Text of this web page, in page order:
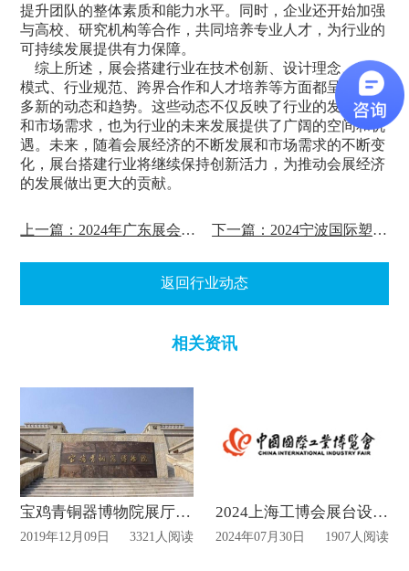
提升团队的整体素质和能力水平。同时，企业还开始加强
与高校、研究机构等合作，共同培养专业人才，为行业的
可持续发展提供有力保障。
综上所述， 展会搭建行业在技术创新、设计理念、服务
模式、行业规范、跨界合作和人才培养等方面都呈现出许
多新的动态和趋势。这些动态不仅反映了行业的发展现状
和市场需求，也为行业的未来发展提供了广阔的空间和机
遇。未来，随着会展经济的不断发展和市场需求的不断变
化，展台搭建行业将继续保持创新活力，为推动会展经济
的发展做出更大的贡献。
上一篇：2024年广东展会搭建行业专题 下一篇：2024宁波国际塑料橡胶工业展览会搭建时间
返回行业动态
相关资讯
宝鸡青铜器博物院展厅于明日展出“全国第十二届书法篆刻展”
2019年12月09日 3321人阅读
2024上海工博会展台设计搭建动态
2024年07月30日 1907人阅读